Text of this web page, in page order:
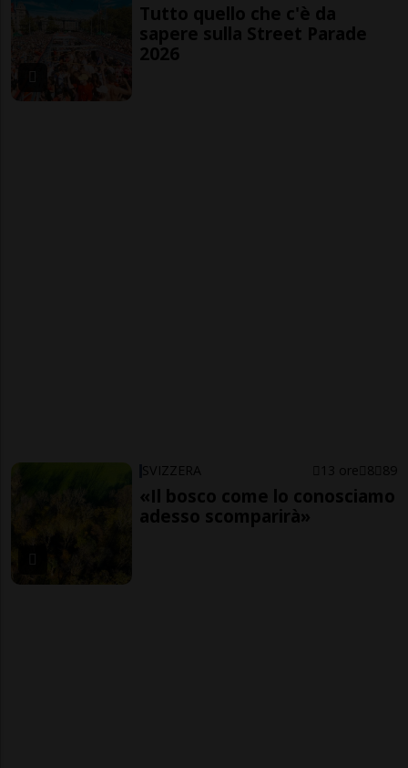
Tutto quello che c'è da
sapere sulla Street Parade
2026
SVIZZERA 13 ore 8 89
«Il bosco come lo conosciamo
adesso scomparirà»